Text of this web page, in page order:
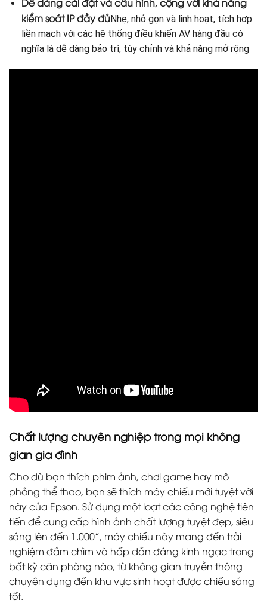
kiểm soát IP đầy đủNhẹ, nhỏ gọn và linh hoạt, tích hợp
liền mạch với các hệ thống điều khiển AV hàng đầu có
nghĩa là dễ dàng bảo trì, tùy chỉnh và khả năng mở rộng
Chất lượng chuyên nghiệp trong mọi không
gian gia đình
Cho dù bạn thích phim ảnh, chơi game hay mô
phỏng thể thao, bạn sẽ thích máy chiếu mới tuyệt vời
này của Epson. Sử dụng một loạt các công nghệ tiên
tiến để cung cấp hình ảnh chất lượng tuyệt đẹp, siêu
sáng lên đến 1.000”, máy chiếu này mang đến trải
nghiệm đắm chìm và hấp dẫn đáng kinh ngạc trong
bất kỳ căn phòng nào, từ không gian truyền thông
chuyên dụng đến khu vực sinh hoạt được chiếu sáng
tốt.